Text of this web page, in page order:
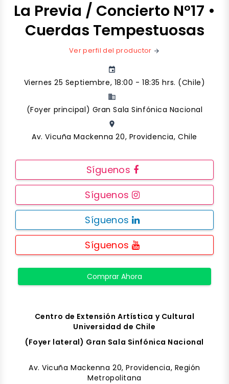
La Previa / Concierto N°17 •
Cuerdas Tempestuosas
Ver perfil del productor arrow_forward
event
Viernes 25 Septiembre, 18:00 - 18:35 hrs. (Chile)
business
(Foyer principal) Gran Sala Sinfónica Nacional
place
Av. Vicuña Mackenna 20, Providencia, Chile
Síguenos
Síguenos
Síguenos
Síguenos
Comprar Ahora
Centro de Extensión Artística y Cultural
Universidad de Chile
(Foyer lateral) Gran Sala Sinfónica Nacional
Av. Vicuña Mackenna 20, Providencia, Región
Metropolitana